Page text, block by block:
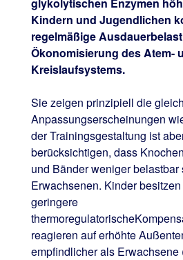
Kindern und Jugendlichen
regelmäßige
Ökonomisierung des Atem-
Kreislaufsystems.
Sie zeigen prinzipiell die
Anpassungserscheinungen
der Trainingsgestaltung ist
berücksichtigen, dass
und Bänder weniger belastbar
Erwachsenen. Kinder
geringere
reagieren auf erhöhte
empfindlicher als Erwachsene